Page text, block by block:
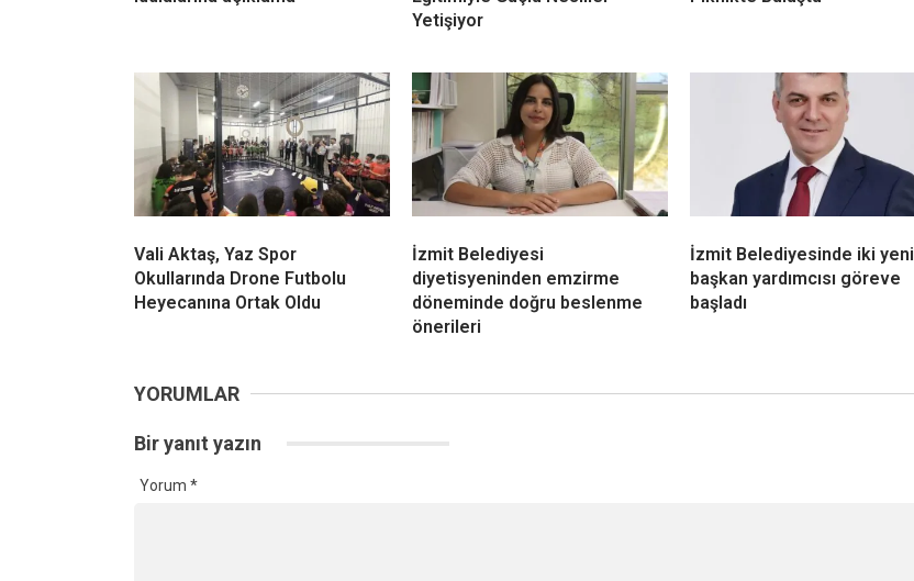
Yetişiyor
Vali Aktaş, Yaz Spor
Okullarında Drone Futbolu
Heyecanına Ortak Oldu
İzmit Belediyesi
diyetisyeninden emzirme
döneminde doğru beslenme
önerileri
İzmit Belediyesinde iki yeni
başkan yardımcısı göreve
başladı
YORUMLAR
Bir yanıt yazın
Yorum *